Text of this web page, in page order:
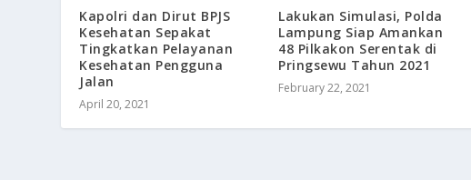
Kapolri dan Dirut BPJS
Kesehatan Sepakat
Tingkatkan Pelayanan
Kesehatan Pengguna
Jalan
April 20, 2021
Lakukan Simulasi, Polda
Lampung Siap Amankan
48 Pilkakon Serentak di
Pringsewu Tahun 2021
February 22, 2021